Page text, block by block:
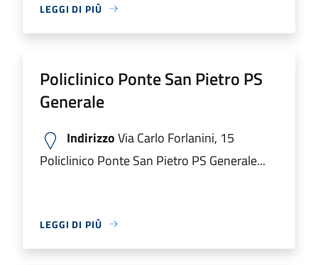
LEGGI DI PIÙ
Policlinico Ponte San Pietro PS
Generale
IndirizzoVia Carlo Forlanini, 15
Policlinico Ponte San Pietro PS Generale...
LEGGI DI PIÙ